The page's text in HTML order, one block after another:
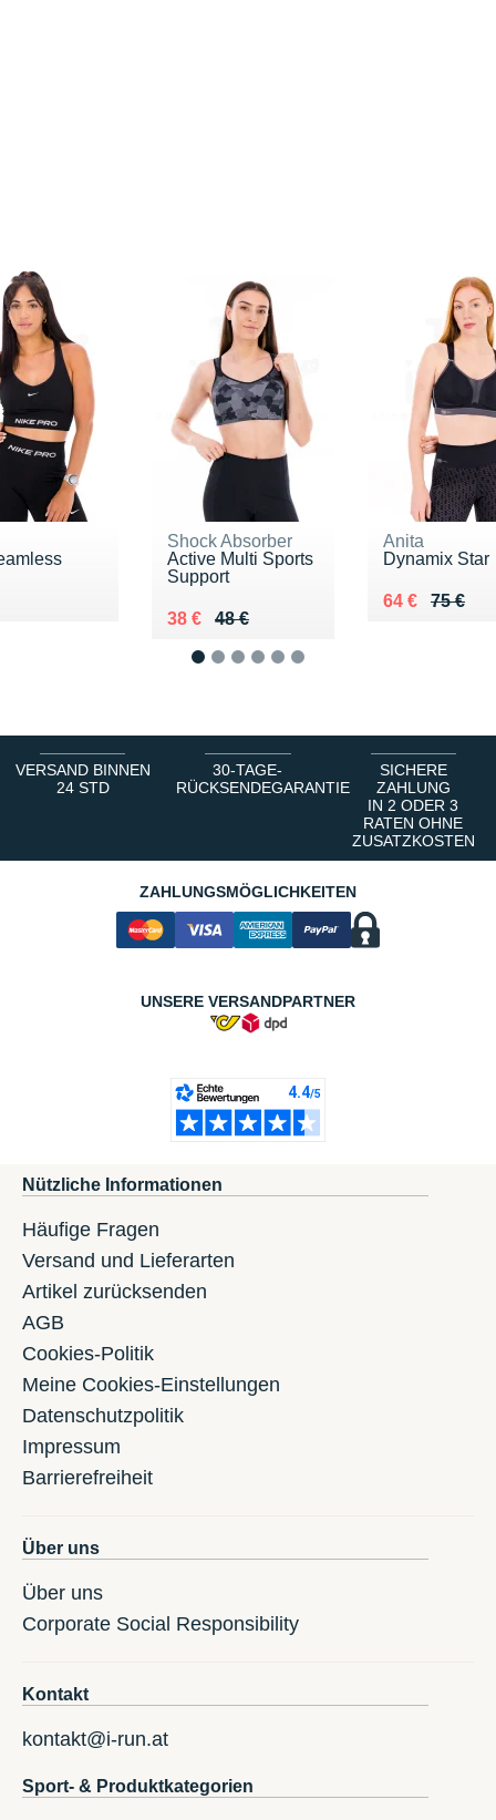
Shock Absorber
Active Multi Sports
Support
48 €
Au lieu de 48 €
38 €
Vendu 38 €
Anita
Dynamix Star
75 €
Au lieu de 75
64 €
Vendu 64 €
VERSAND BINNEN
24 STD
30-TAGE-
RÜCKSENDEGARANTIE
SICHERE
ZAHLUNG
IN 2 ODER 3
RATEN OHNE
ZUSATZKOSTEN
ZAHLUNGSMÖGLICHKEITEN
UNSERE VERSANDPARTNER
Nützliche Informationen
Häufige Fragen
Versand und Lieferarten
Artikel zurücksenden
AGB
Cookies-Politik
Meine Cookies-Einstellungen
Datenschutzpolitik
Impressum
Barrierefreiheit
Über uns
Über uns
Corporate Social Responsibility
Kontakt
kontakt@i-run.at
Sport- & Produktkategorien